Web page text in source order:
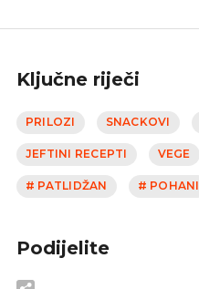
Ključne riječi
PRILOZI SNACKOVI
JEFTINI RECEPTI VEGE
# PATLIDŽAN # POHANI
Podijelite